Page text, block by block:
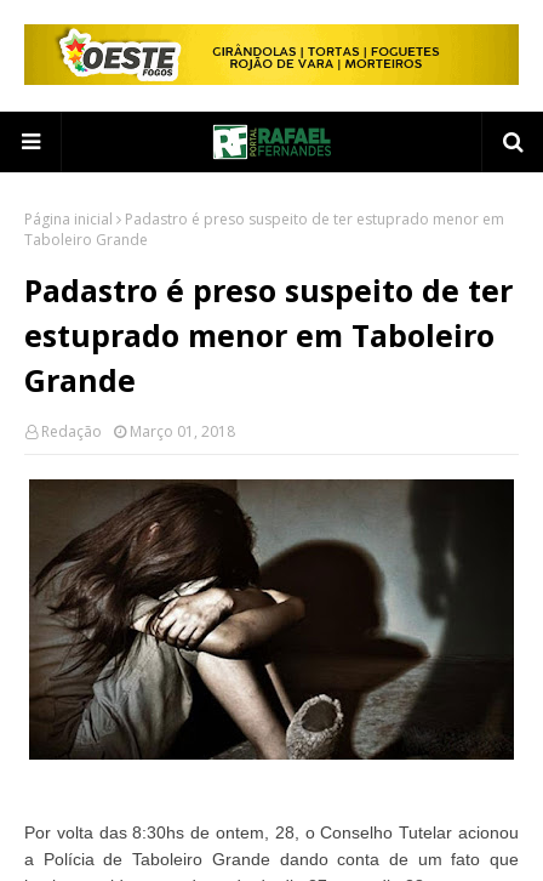
Página inicial
Padastro é preso suspeito de ter estuprado menor em
Taboleiro Grande
Padastro é preso suspeito de ter
estuprado menor em Taboleiro
Grande
Redação Março 01, 2018
Por volta das 8:30hs de ontem, 28, o Conselho Tutelar acionou
a Polícia de Taboleiro Grande dando conta de um fato que